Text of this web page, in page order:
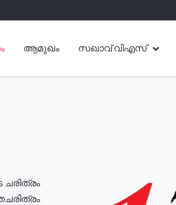
ആമുഖം സഖാവ് വിഎസ്